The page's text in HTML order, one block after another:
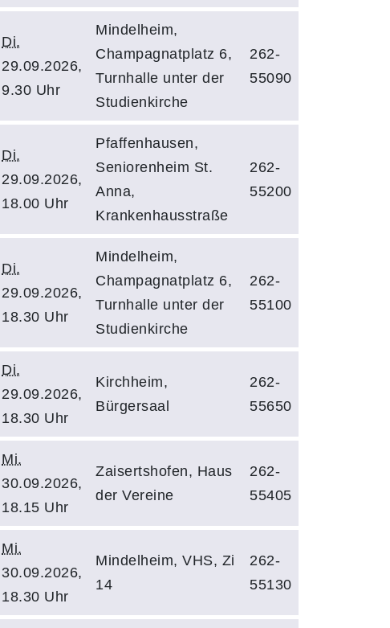
Di.
29.09.2026,
9.30 Uhr
Mindelheim,
Champagnatplatz 6,
Turnhalle unter der
Studienkirche
262-
55090
Di.
29.09.2026,
18.00 Uhr
Pfaffenhausen,
Seniorenheim St.
Anna,
Krankenhausstraße
262-
55200
Di.
29.09.2026,
18.30 Uhr
Mindelheim,
Champagnatplatz 6,
Turnhalle unter der
Studienkirche
262-
55100
Di.
29.09.2026,
18.30 Uhr
Kirchheim,
Bürgersaal
262-
55650
Mi.
30.09.2026,
18.15 Uhr
Zaisertshofen, Haus
der Vereine
262-
55405
Mi.
30.09.2026,
18.30 Uhr
Mindelheim, VHS, Zi
14
262-
55130